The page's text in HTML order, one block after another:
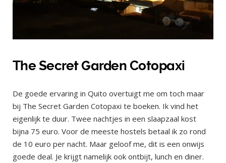
The Secret Garden Cotopaxi
De goede ervaring in Quito overtuigt me om toch maar
bij The Secret Garden Cotopaxi te boeken. Ik vind het
eigenlijk te duur. Twee nachtjes in een slaapzaal kost
bijna 75 euro. Voor de meeste hostels betaal ik zo rond
de 10 euro per nacht. Maar geloof me, dit is een onwijs
goede deal. Je krijgt namelijk ook ontbijt, lunch en diner.